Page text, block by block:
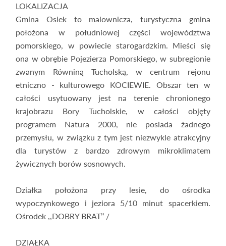
LOKALIZACJA
Gmina Osiek to malownicza, turystyczna gmina
położona w południowej części województwa
pomorskiego, w powiecie starogardzkim. Mieści się
ona w obrębie Pojezierza Pomorskiego, w subregionie
zwanym Równiną Tucholską, w centrum rejonu
etniczno - kulturowego KOCIEWIE. Obszar ten w
całości usytuowany jest na terenie chronionego
krajobrazu Bory Tucholskie, w całości objęty
programem Natura 2000, nie posiada żadnego
przemysłu, w związku z tym jest niezwykle atrakcyjny
dla turystów z bardzo zdrowym mikroklimatem
żywicznych borów sosnowych.
Działka położona przy lesie, do ośrodka
wypoczynkowego i jeziora 5/10 minut spacerkiem.
Ośrodek ,,DOBRY BRAT’’ /
DZIAŁKA